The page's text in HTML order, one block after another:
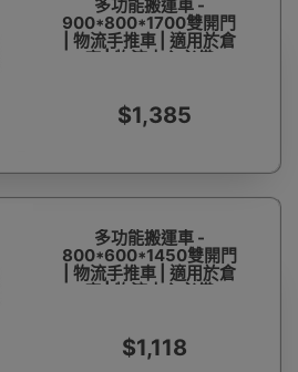
多功能搬運車 -
900*800*1700雙開門
| 物流手推車 | 適用於倉
庫 | 物流中心必備
$1,385
多功能搬運車 -
800*600*1450雙開門
| 物流手推車 | 適用於倉
庫 | 物流中心必備
$1,118